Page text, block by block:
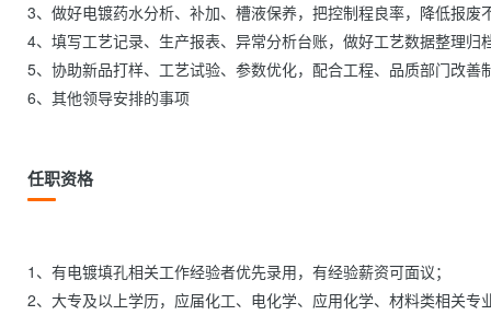
3、做好电镀药水分析、补加、槽液保养，把控制程良率，降低报废
4、填写工艺记录、生产报表、异常分析台账，做好工艺数据整理归
5、协助新品打样、工艺试验、参数优化，配合工程、品质部门改善
6、其他领导安排的事项
任职资格
1、有电镀填孔相关工作经验者优先录用，有经验薪资可面议；
2、大专及以上学历，应届化工、电化学、应用化学、材料类相关专